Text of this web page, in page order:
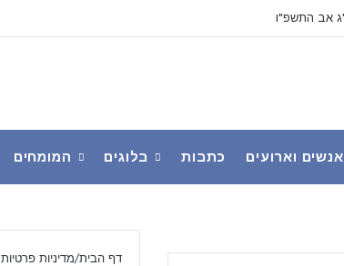
אנשים וארועים כתבות בלוגים המומחים
דף הבית/מדיניות פרטיות